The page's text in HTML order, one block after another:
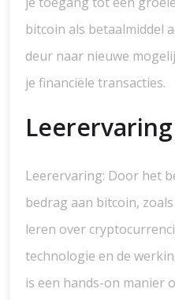
bitcoin als betaalmiddel
deur naar nieuwe
je financiële transacties.
Leerervaring
Leerervaring: Door het
bedrag aan bitcoin,
leren over
technologie en de
is een hands-on manier